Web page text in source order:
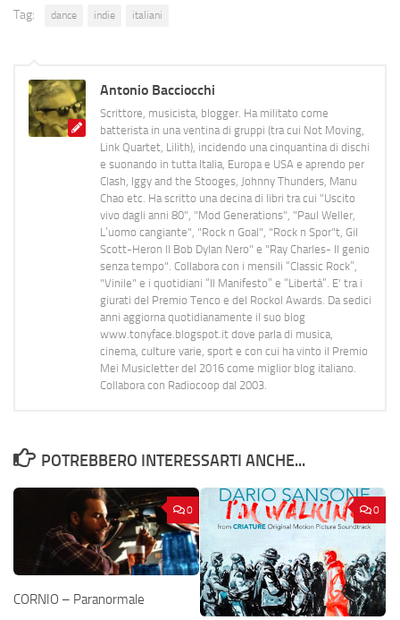
Tag: dance indie italiani
Antonio Bacciocchi
Scrittore, musicista, blogger. Ha militato come
batterista in una ventina di gruppi (tra cui Not Moving,
Link Quartet, Lilith), incidendo una cinquantina di dischi
e suonando in tutta Italia, Europa e USA e aprendo per
Clash, Iggy and the Stooges, Johnny Thunders, Manu
Chao etc. Ha scritto una decina di libri tra cui "Uscito
vivo dagli anni 80", "Mod Generations", "Paul Weller,
L’uomo cangiante", "Rock n Goal", "Rock n Spor"t, Gil
Scott-Heron Il Bob Dylan Nero" e "Ray Charles- Il genio
senza tempo". Collabora con i mensili “Classic Rock”,
"Vinile" e i quotidiani “Il Manifesto” e “Libertà”. E' tra i
giurati del Premio Tenco e del Rockol Awards. Da sedici
anni aggiorna quotidianamente il suo blog
www.tonyface.blogspot.it dove parla di musica,
cinema, culture varie, sport e con cui ha vinto il Premio
Mei Musicletter del 2016 come miglior blog italiano.
Collabora con Radiocoop dal 2003.
POTREBBERO INTERESSARTI ANCHE...
0
CORNIO – Paranormale
0